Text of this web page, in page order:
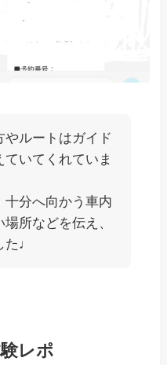
やルートはガイド
ていてくれていま
十分へ向かう車内
所などを伝え、
た♩
レポ